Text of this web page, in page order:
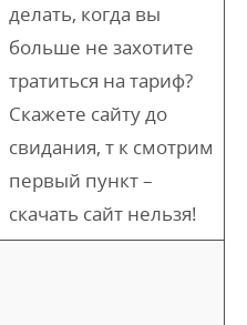
делать, когда вы
больше не захотите
тратиться на тариф?
Скажете сайту до
свидания, т к смотрим
первый пункт –
скачать сайт нельзя!